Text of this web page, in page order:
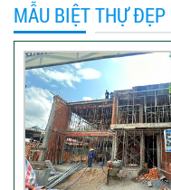
MẪU BIỆT THỰ ĐẸP